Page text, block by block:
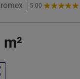
5.00
5.00
m²